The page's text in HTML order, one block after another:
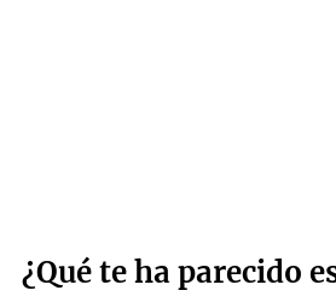
¿Qué te ha parecido